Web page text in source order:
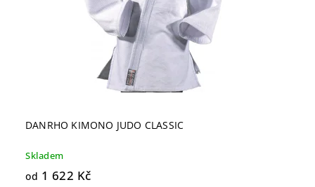
DANRHO KIMONO JUDO CLASSIC
Skladem
od 1 622 Kč